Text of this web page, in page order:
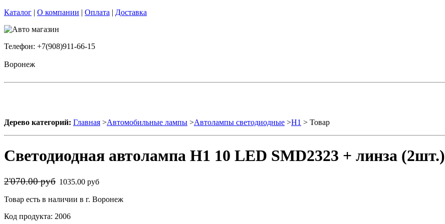
Каталог | О компании | Оплата | Доставка
Телефон: +7(908)911-66-15
Воронеж
Дерево категорий: Главная >Автомобильные лампы >Автолампы светодиодные >H1 > Товар
Светодиодная автолампа H1 10 LED SMD2323 + линза (2шт.)
2'070.00 руб 1035.00 руб
Товар есть в наличии в г. Воронеж
Код продукта: 2006